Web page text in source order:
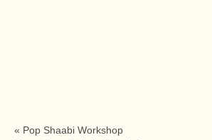
« Pop Shaabi Workshop